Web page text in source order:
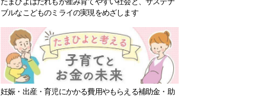
ブルなこどものミライの実現をめざします
妊娠・出産・育児にかかる費用やもらえる補助金・助